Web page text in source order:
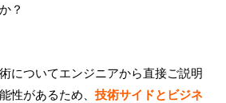
？
についてエンジニアから直接ご説明
性があるため、技術サイドとビジネ